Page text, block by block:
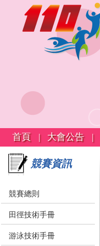
首頁 | 大會公告 |
競賽資訊
競賽總則
田徑技術手冊
游泳技術手冊